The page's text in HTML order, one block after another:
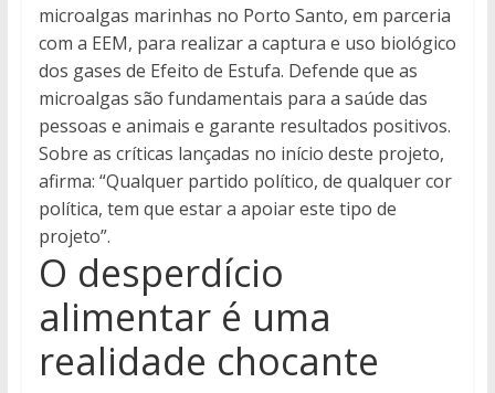
microalgas marinhas no Porto Santo, em parceria
com a EEM, para realizar a captura e uso biológico
dos gases de Efeito de Estufa. Defende que as
microalgas são fundamentais para a saúde das
pessoas e animais e garante resultados positivos.
Sobre as críticas lançadas no início deste projeto,
afirma: “Qualquer partido político, de qualquer cor
política, tem que estar a apoiar este tipo de
projeto”.
O desperdício
alimentar é uma
realidade chocante